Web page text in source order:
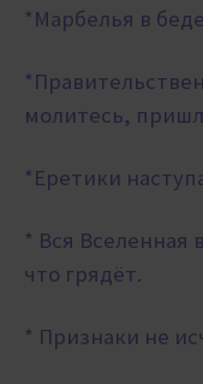
*Марбелья в
молитесь,
*Еретики
* Вся Вселенная
что грядёт.
* Признаки не